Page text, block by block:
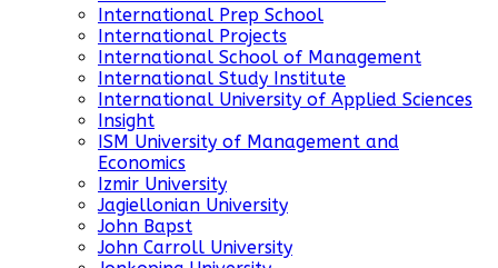
International Prep School
International Projects
International School of Management
International Study Institute
International University of Applied Sciences
Insight
ISM University of Management and
Economics
Izmir University
Jagiellonian University
John Bapst
John Carroll University